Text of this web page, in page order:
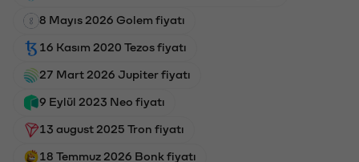
8 Mayıs 2026 Golem fiyatı
16 Kasım 2020 Tezos fiyatı
27 Mart 2026 Jupiter fiyatı
9 Eylül 2023 Neo fiyatı
13 august 2025 Tron fiyatı
18 Temmuz 2026 Bonk fiyatı